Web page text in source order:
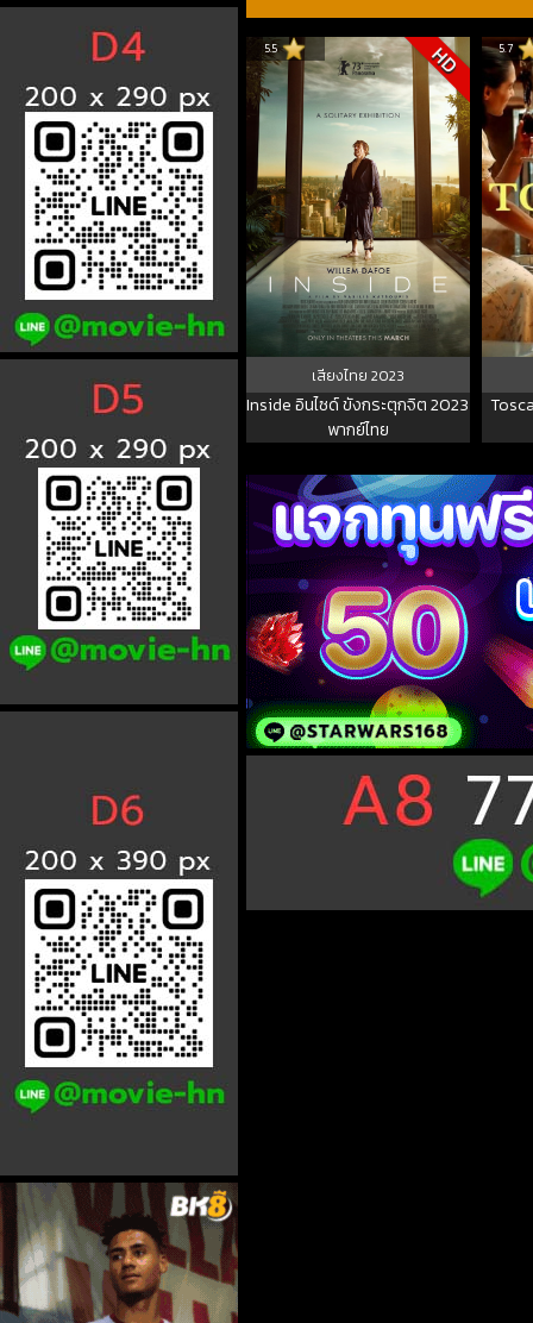
5.5 HD
เสียงไทย 2023
Inside อินไซด์ ขังกระตุกจิต 2023
พากย์ไทย
5.7